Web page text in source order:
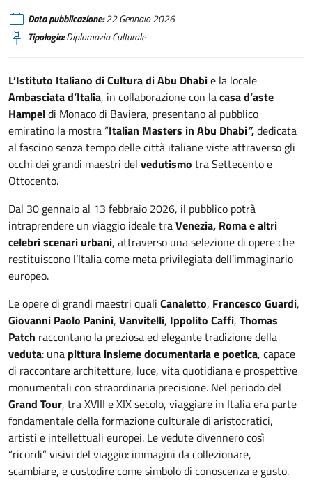
Data pubblicazione:22 Gennaio 2026
Tipologia:Diplomazia Culturale
L’Istituto Italiano di Cultura di Abu Dhabie la locale
Ambasciata d’Italia, in collaborazione con lacasa d’aste
Hampeldi Monaco di Baviera, presentano al pubblico
emiratino la mostra “Italian Masters in Abu Dhabi”,dedicata
al fascino senza tempo delle città italiane viste attraverso gli
occhi dei grandi maestri del vedutismo tra Settecento e
Ottocento.
Dal 30 gennaio al 13 febbraio 2026, il pubblico potrà
intraprendere un viaggio ideale traVenezia, Roma e altri
celebri scenari urbani, attraverso una selezione di opere che
restituiscono l’Italia come meta privilegiata dell’immaginario
europeo.
Le opere di grandi maestri quali Canaletto, Francesco Guardi,
Giovanni Paolo Panini, Vanvitelli, Ippolito Caffi, Thomas
Patch raccontano la preziosa ed elegante tradizione della
veduta: una pittura insieme documentaria e poetica, capace
di raccontare architetture, luce, vita quotidiana e prospettive
monumentali con straordinaria precisione. Nel periodo del
Grand Tour, tra XVIII e XIX secolo, viaggiare in Italia era parte
fondamentale della formazione culturale di aristocratici,
artisti e intellettuali europei. Le vedute divennero così
“ricordi” visivi del viaggio: immagini da collezionare,
scambiare, e custodire come simbolo di conoscenza e gusto.